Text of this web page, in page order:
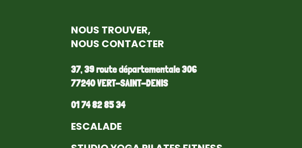
NOUS TROUVER,
NOUS CONTACTER
37, 39 route départementale 306
77240 VERT-SAINT-DENIS
01 74 82 85 34
ESCALADE